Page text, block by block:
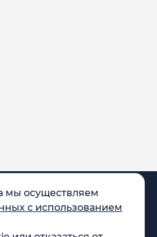
мы осуществляем
с использованием